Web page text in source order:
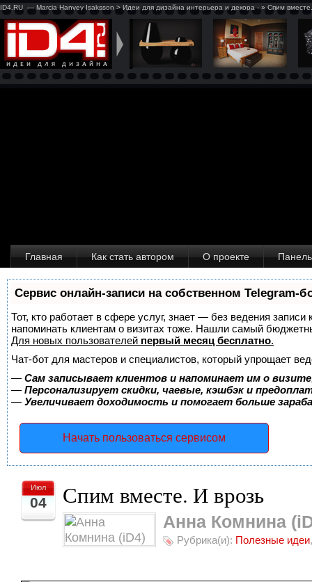
ID4.RU — Marcia Hanvey Isaksson > Идеи для дизайна интерьера и декора - » Спим
Главная Как стать автором О проекте
Сервис онлайн-записи на собственном Telegram-
Тот, кто работает в сфере услуг, знает — без ведения
напоминать клиентам о визитах тоже. Нашли самый
Для новых пользователей первый месяц бесплатно.
Чат-бот для мастеров и специалистов, который упрощает
— Сам записывает клиентов и напоминает им о
— Персонализирует скидки, чаевые, кэшбэк и
— Увеличивает доходимость и помогает больше
Начать пользоваться сервисом
Июл
04 Спим вместе. И врозь
Анна Комнина
Рубрика(и): Полезные идеи